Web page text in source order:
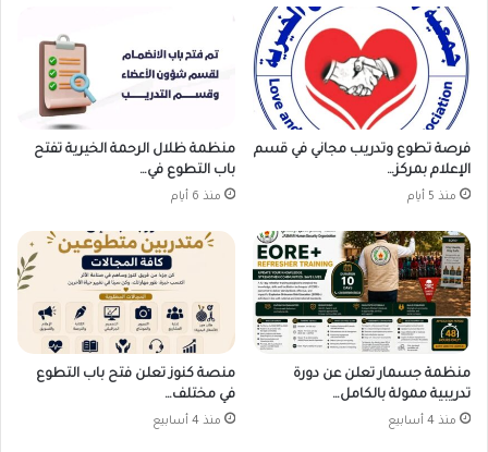
فرصة تطوع وتدريب مجاني في قسم
الإعلام بمركز…
منذ 5 أيام
منظمة ظلال الرحمة الخيرية تفتح
باب التطوع في…
منذ 6 أيام
منظمة جسمار تعلن عن دورة
تدريبية ممولة بالكامل…
منذ 4 أسابيع
منصة كنوز تعلن فتح باب التطوع
في مختلف…
منذ 4 أسابيع